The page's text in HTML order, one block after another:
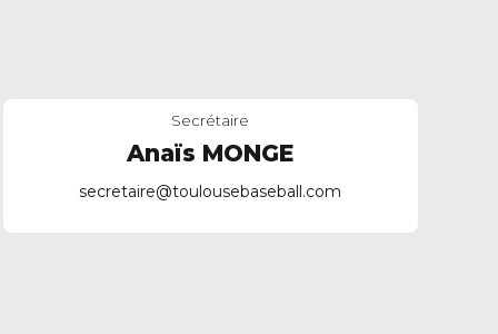
Secrétaire
Anaïs MONGE
secretaire@toulousebaseball.com